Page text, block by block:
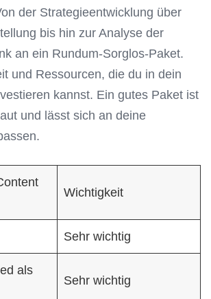
der Strategieentwicklung über
bis hin zur Analyse der
an ein Rundum-Sorglos-Paket.
und Ressourcen, die du in dein
kannst. Ein gutes Paket ist
und lässt sich an deine
Wichtigkeit
Sehr wichtig
als
Sehr wichtig